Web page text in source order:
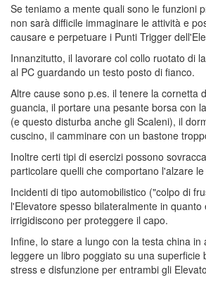
Se teniamo a mente quali sono le funzioni
non sarà difficile immaginare le attività e
causare e perpetuare i Punti Trigger
Innanzitutto, il lavorare col collo ruotato di
al PC guardando un testo posto di fianco.
Altre cause sono p.es. il tenere la cornetta
guancia, il portare una pesante borsa con
(e questo disturba anche gli Scaleni), il
cuscino, il camminare con un bastone
Inoltre certi tipi di esercizi possono
particolare quelli che comportano l'alzare
Incidenti di tipo automobilistico ("colpo di
l'Elevatore spesso bilateralmente in
irrigidiscono per proteggere il capo.
Infine, lo stare a lungo con la testa china in
leggere un libro poggiato su una superficie
stress e disfunzione per entrambi gli